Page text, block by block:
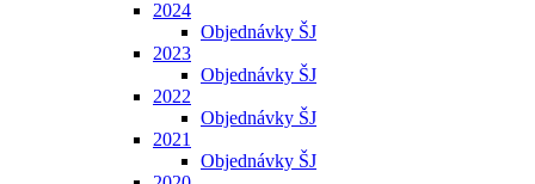
2024
Objednávky ŠJ
2023
Objednávky ŠJ
2022
Objednávky ŠJ
2021
Objednávky ŠJ